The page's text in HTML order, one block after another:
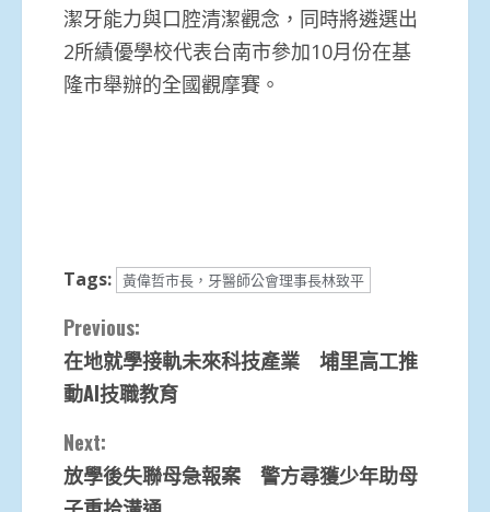
潔牙能力與口腔清潔觀念，同時將遴選出
2所績優學校代表台南市參加10月份在基
隆市舉辦的全國觀摩賽。
Tags: 黃偉哲市長，牙醫師公會理事長林致平
Continue
Reading
Previous:
在地就學接軌未來科技產業 埔里高工推
動AI技職教育
Next:
放學後失聯母急報案 警方尋獲少年助母